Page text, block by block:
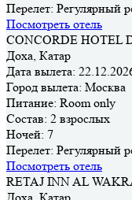
Перелет: Регулярный
Посмотреть отель
CONCORDE HOTEL
Доха, Катар
Дата вылета:
Город вылета: Москва
Питание: Room only
Состав: 2 взрослых
Ночей: 7
Перелет: Регулярный
Посмотреть отель
RETAJ INN AL